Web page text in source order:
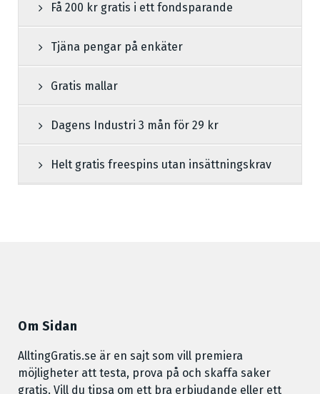
Få 200 kr gratis i ett fondsparande
Tjäna pengar på enkäter
Gratis mallar
Dagens Industri 3 mån för 29 kr
Helt gratis freespins utan insättningskrav
Om Sidan
AlltingGratis.se är en sajt som vill premiera
möjligheter att testa, prova på och skaffa saker
gratis. Vill du tipsa om ett bra erbjudande eller ett